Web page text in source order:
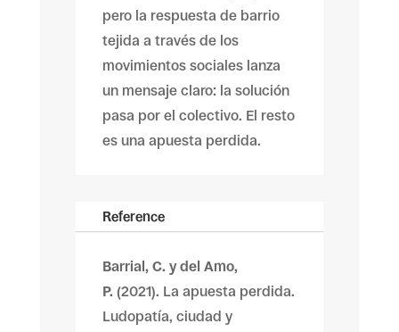
pero la respuesta de barrio
tejida a través de los
movimientos sociales lanza
un mensaje claro: la solución
pasa por el colectivo. El resto
es una apuesta perdida.
Reference
Barrial, C. y del Amo,
P. (2021). La apuesta perdida.
Ludopatía, ciudad y